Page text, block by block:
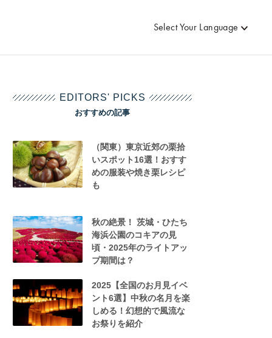
Select Your Language
EDITORS' PICKS
おすすめの記事
（関東）東京近郊の栗拾
いスポット16選！おすす
めの服装や焼き栗レシピ
も
秋の絶景！ 茨城・ひたち
海浜公園のコキアの見
頃・2025年のライトアッ
プ期間は？
2025【全国のお月見イベ
ント6選】中秋の名月を楽
しめる！幻想的で風流な
お祭りを紹介